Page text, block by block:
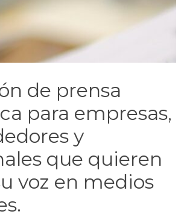
de prensa
para empresas,
y
que quieren
voz en medios